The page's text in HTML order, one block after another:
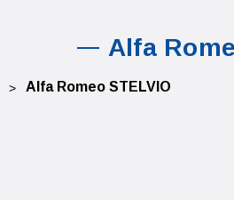
Alfa
Alfa Romeo STELVIO